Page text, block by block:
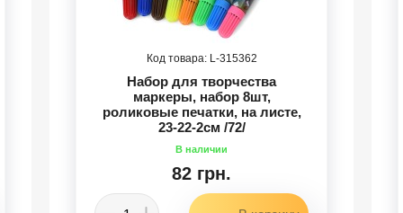
315362
Набор для творчества
маркеры, набор 8шт,
роликовые печатки, на листе,
23-22-2см /72/
82 грн.